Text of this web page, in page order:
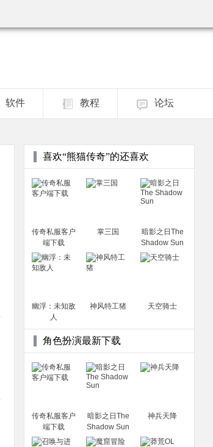
软件 教程 论坛
喜欢“熊猫传奇”的还喜欢
传奇私服客户
端下载
掌三国
暗影之日The
Shadow Sun
幽浮：未知敌
人
神风特工猪 天空骑士
角色扮演最新下载
传奇私服客户
端下载
暗影之日The
Shadow Sun
神兵天降